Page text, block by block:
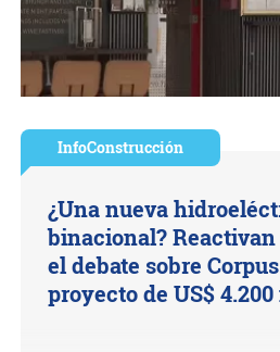
InfoConstrucción
¿Una nueva
binacional?
el debate sobre
proyecto de US$